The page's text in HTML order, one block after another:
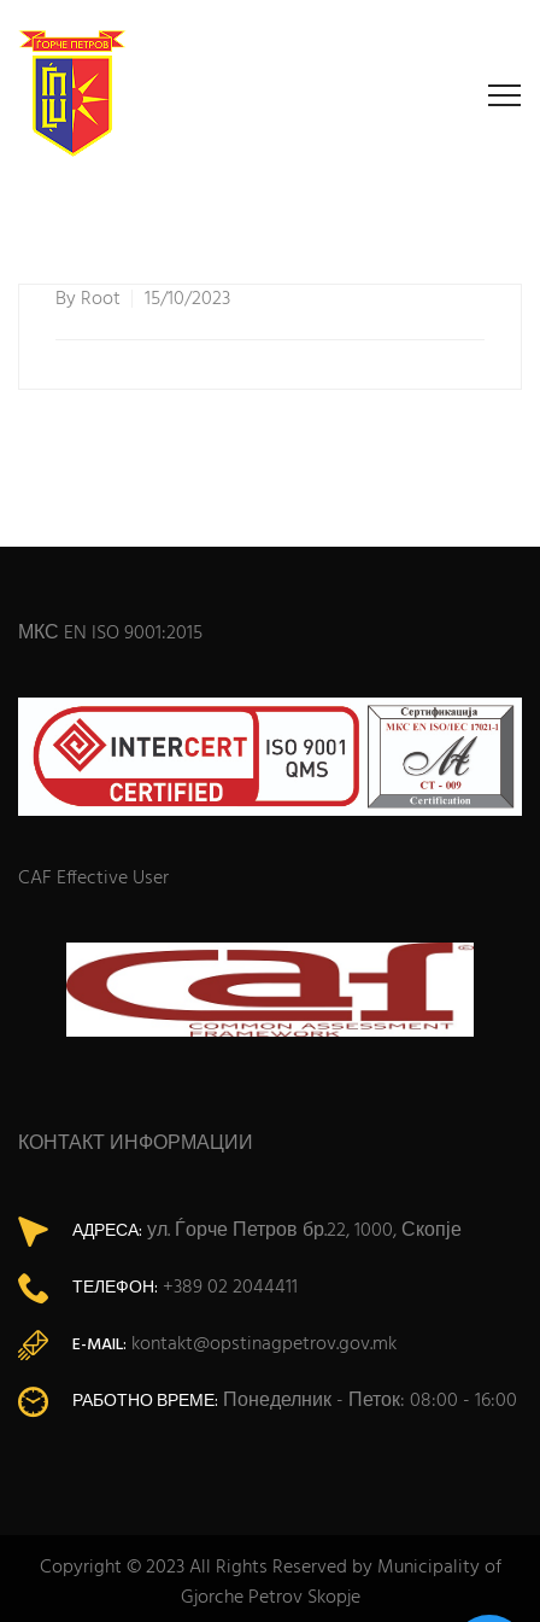
ByRoot 15/10/2023
МКС EN ISO 9001:2015
CAF Effective User
КОНТАКТ ИНФОРМАЦИИ
АДРЕСА: ул. Ѓорче Петров бр.22, 1000, Скопје
ТЕЛЕФОН: +389 02 2044411
E-MAIL: kontakt@opstinagpetrov.gov.mk
РАБОТНО ВРЕМЕ: Понеделник - Петок: 08:00 - 16:00
Copyright © 2023 All Rights Reserved by Municipality of
Gjorche Petrov Skopje